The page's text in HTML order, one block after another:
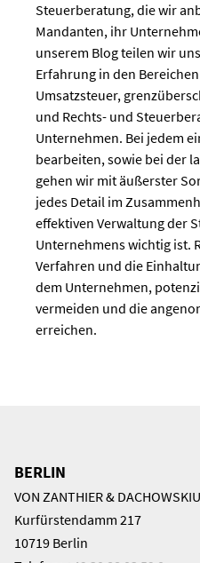
Steuerberatung, die wir
Mandanten, ihr
unserem Blog teilen wir
Erfahrung in den
Umsatzsteuer,
und Rechts- und
Unternehmen. Bei jedem
bearbeiten, sowie bei der
gehen wir mit äußerster
jedes Detail im
effektiven Verwaltung der
Unternehmens wichtig ist.
Verfahren und die
dem Unternehmen,
vermeiden und die
erreichen.
BERLIN
VON ZANTHIER &
Kurfürstendamm 217
10719 Berlin